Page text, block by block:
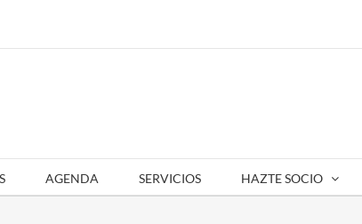
AGENDA SERVICIOS HAZTE SOCIO